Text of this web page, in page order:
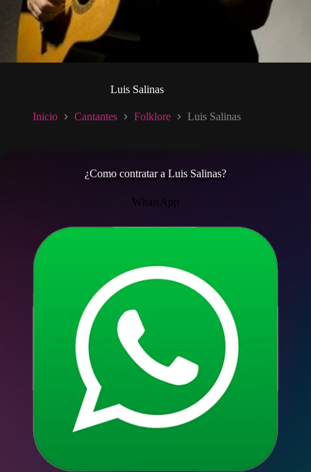
Luis Salinas
Inicio Cantantes Folklore Luis Salinas
¿Como contratar a Luis Salinas?
WhatsApp